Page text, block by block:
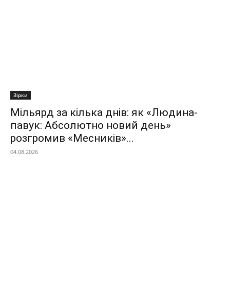
Зірки
Мільярд за кілька днів: як «Людина-
павук: Абсолютно новий день»
розгромив «Месників»...
04.08.2026